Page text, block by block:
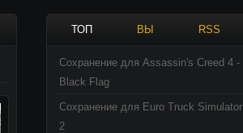
ТОП ВЫ RSS
Сохранение для Assassin's Creed 4 -
Black Flag
Сохранение для Euro Truck Simulator
2